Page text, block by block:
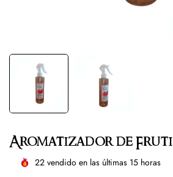
Aromatizador de
22 vendido en las últimas 15 horas